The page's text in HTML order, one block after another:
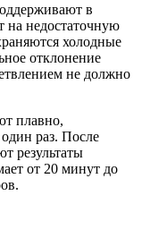
в
на недостаточную
холодные
отклонение
не должно
плавно,
раз. После
результаты
от 20 минут до